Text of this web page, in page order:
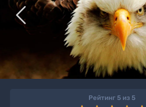

Рейтинг 5 из 5